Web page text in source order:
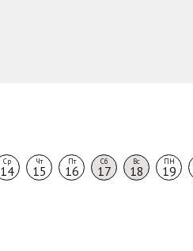
Ср
14
Чт
15
Пт
16
Сб
17
Вс
18
ПН
19